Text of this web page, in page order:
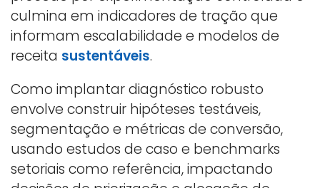
culmina em indicadores de tração que
informam escalabilidade e modelos de
receita sustentáveis.
Como implantar diagnóstico robusto
envolve construir hipóteses testáveis,
segmentação e métricas de conversão,
usando estudos de caso e benchmarks
setoriais como referência, impactando